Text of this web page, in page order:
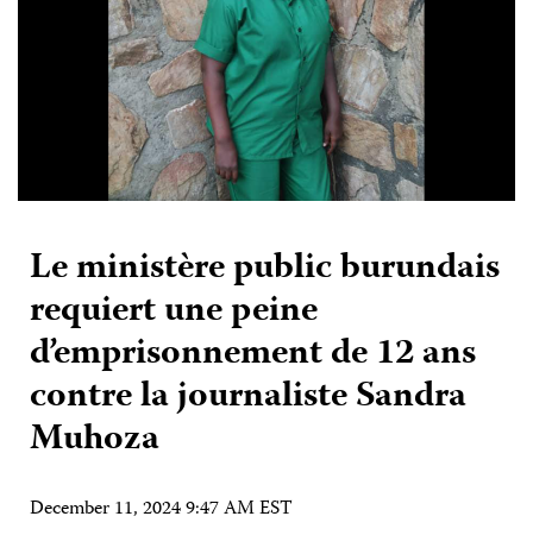
Le ministère public burundais
requiert une peine
d’emprisonnement de 12 ans
contre la journaliste Sandra
Muhoza
December 11, 2024 9:47 AM EST